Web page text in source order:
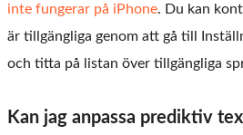
inte fungerar på iPhone. Du kan
är tillgängliga genom att gå till
och titta på listan över tillgängliga
Kan jag anpassa prediktiv